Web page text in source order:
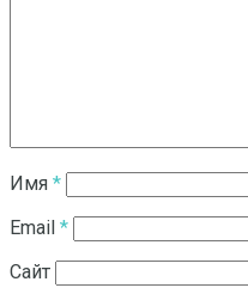
Имя *
Email *
Сайт